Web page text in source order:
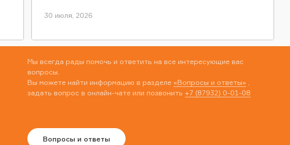
30 июля, 2026
Мы всегда рады помочь и ответить на все интересующие вас
вопросы.
Вы можете найти информацию в разделе «Вопросы и ответы»
задать вопрос в онлайн-чате или позвонить +7 (87932) 0-01-08
Вопросы и ответы